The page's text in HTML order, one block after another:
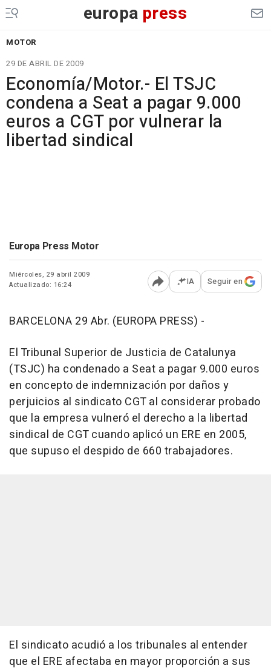
europa press
MOTOR
29 DE ABRIL DE 2009
Economía/Motor.- El TSJC
condena a Seat a pagar 9.000
euros a CGT por vulnerar la
libertad sindical
Europa Press Motor
Miércoles, 29 abril 2009
Actualizado: 16:24
Abrir opciones para
IA Seguir en
BARCELONA 29 Abr. (EUROPA PRESS) -
El Tribunal Superior de Justicia de Catalunya
(TSJC) ha condenado a Seat a pagar 9.000 euros
en concepto de indemnización por daños y
perjuicios al sindicato CGT al considerar probado
que la empresa vulneró el derecho a la libertad
sindical de CGT cuando aplicó un ERE en 2005,
que supuso el despido de 660 trabajadores.
El sindicato acudió a los tribunales al entender
que el ERE afectaba en mayor proporción a sus